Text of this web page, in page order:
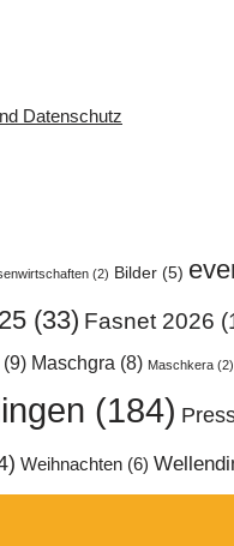
Datenschutz
(2) Bilder (5)
(33) Fasnet 2026
(9) Maschgra (8) Maschkera (2)
(184)
Weihnachten (6)